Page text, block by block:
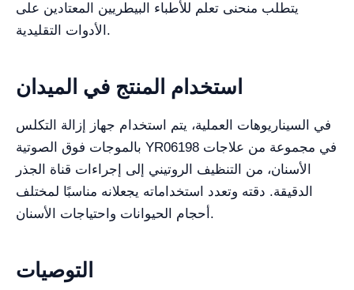
يتطلب منحنى تعلم للأطباء البيطريين المعتادين على
الأدوات التقليدية.
استخدام المنتج في الميدان
في السيناريوهات العملية، يتم استخدام جهاز إزالة التكلس
بالموجات فوق الصوتية YR06198 في مجموعة من علاجات
الأسنان، من التنظيف الروتيني إلى إجراءات قناة الجذر
الدقيقة. دقته وتعدد استخداماته يجعلانه مناسبًا لمختلف
أحجام الحيوانات واحتياجات الأسنان.
التوصيات